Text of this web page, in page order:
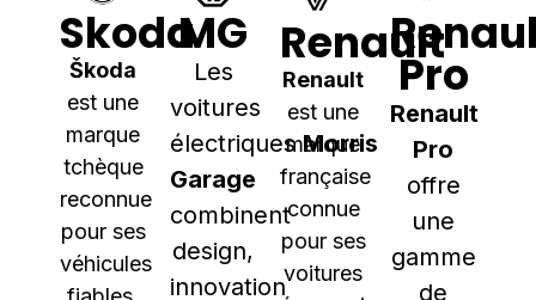
Skoda
Škoda
est une
marque
tchèque
reconnue
pour ses
véhicules
MG
Les
voitures
électriquesMorris
Garage
combinent
design,
innovation
Renault
Renault
est une
marque
française
connue
pour ses
voitures
Pro
Renault
Pro
offre
une
gamme
de